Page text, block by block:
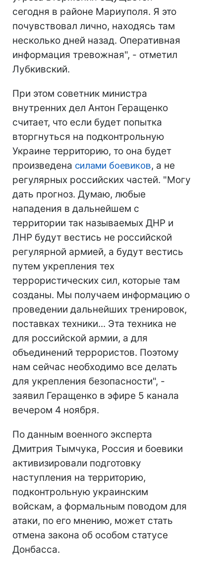
сегодня в районе Мариуполя. Я это
почувствовал лично, находясь там
несколько дней назад. Оперативная
информация тревожная", - отметил
Лубкивский.
При этом советник министра
внутренних дел Антон Геращенко
считает, что если будет попытка
вторгнуться на подконтрольную
Украине территорию, то она будет
произведена силами боевиков, а не
регулярных российских частей. "Могу
дать прогноз. Думаю, любые
нападения в дальнейшем с
территории так называемых ДНР и
ЛНР будут вестись не российской
регулярной армией, а будут вестись
путем укрепления тех
террористических сил, которые там
созданы. Мы получаем информацию о
проведении дальнейших тренировок,
поставках техники... Эта техника не
для российской армии, а для
объединений террористов. Поэтому
нам сейчас необходимо все делать
для укрепления безопасности", -
заявил Геращенко в эфире 5 канала
вечером 4 ноября.
По данным военного эксперта
Дмитрия Тымчука, Россия и боевики
активизировали подготовку
наступления на территорию,
подконтрольную украинским
войскам, а формальным поводом для
атаки, по его мнению, может стать
отмена закона об особом статусе
Донбасса.